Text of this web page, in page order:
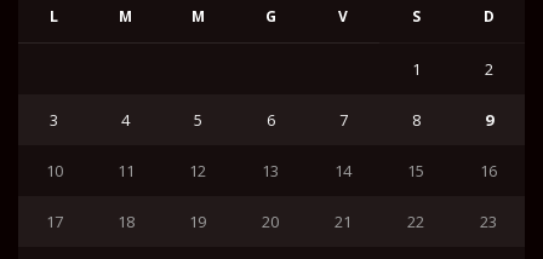
L M M G V S D
1 2
3 4 5 6 7 8 9
10 11 12 13 14 15 16
17 18 19 20 21 22 23